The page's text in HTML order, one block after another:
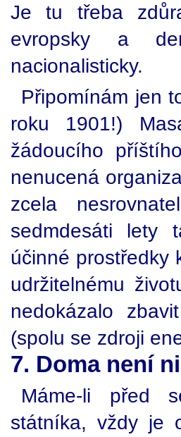
Je tu třeba
evropsky a
nacionalisticky.
Připomínám jen
roku 1901!)
žádoucího
nenucená
zcela
sedmdesáti lety
účinné prostředky
udržitelnému
nedokázalo
(spolu se zdroji
7. Doma není
Máme-li před
státníka, vždy je